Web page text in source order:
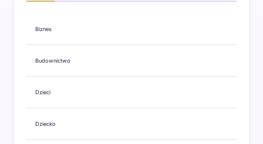
Biznes
Budownictwo
Dzieci
Dziecko